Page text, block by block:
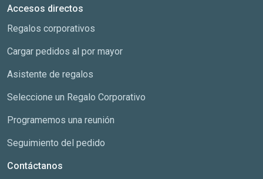
Accesos directos
Regalos corporativos
Cargar pedidos al por mayor
Asistente de regalos
Seleccione un Regalo Corporativo
Programemos una reunión
Seguimiento del pedido
Contáctanos